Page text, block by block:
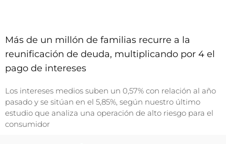
Más de un millón de familias recurre a la
reunificación de deuda, multiplicando por 4 el
pago de intereses
Los intereses medios suben un 0,57% con relación al año
pasado y se sitúan en el 5,85%, según nuestro último
estudio que analiza una operación de alto riesgo para el
consumidor